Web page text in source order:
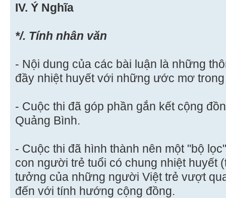
IV. Ý Nghĩa
*/. Tính nhân văn
- Nội dung của các bài luận là những
đầy nhiệt huyết với những ước mơ
- Cuộc thi đã góp phần gắn kết cộng
Quảng Bình.
- Cuộc thi đã hình thành nên một "bộ
con người trẻ tuổi có chung nhiệt huyết
tưởng của những người Việt trẻ vượt
đến với tính hướng cộng đồng.